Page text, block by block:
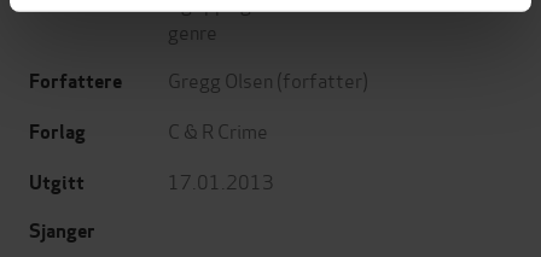
genre
Forfattere Gregg Olsen (forfatter)
Forlag C & R Crime
Utgitt 17.01.2013
Sjanger